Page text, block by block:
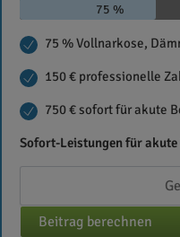
75 %
75 % Vollnarkose,
150 € professionelle
750 € sofort für akute
Sofort-Leistungen für
Beitrag berechnen